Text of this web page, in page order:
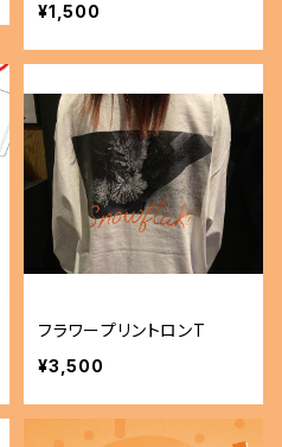
¥1,500
フラワープリントロンT
¥3,500